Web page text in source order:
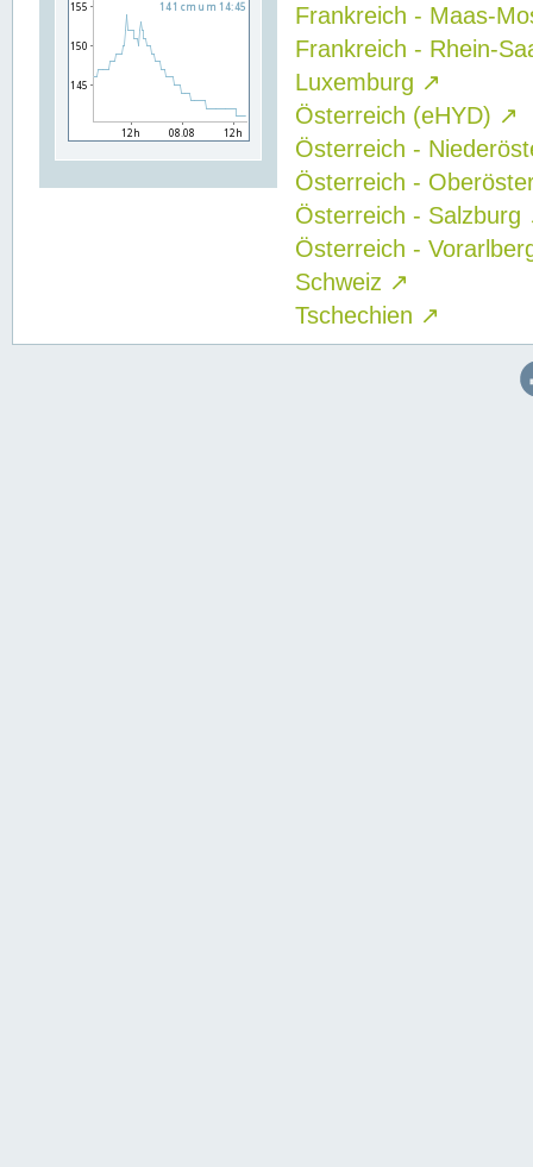
Frankreich - Maas-
Frankreich - Rhein-
Luxemburg ↗
Österreich (eHYD) ↗
Österreich -
Österreich -
Österreich - Salzburg
Österreich -
Schweiz ↗
Tschechien ↗